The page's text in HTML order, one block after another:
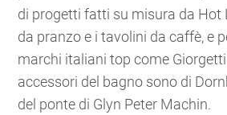
di progetti fatti su misura da Hot
da pranzo e i tavolini da caffè, e
marchi italiani top come
accessori del bagno sono di
del ponte di Glyn Peter Machin.